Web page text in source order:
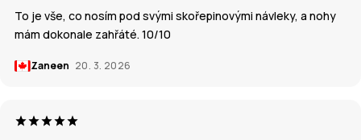
To je vše, co nosím pod svými skořepinovými návleky, a nohy
mám dokonale zahřáté. 10/10
Zaneen 20. 3. 2026